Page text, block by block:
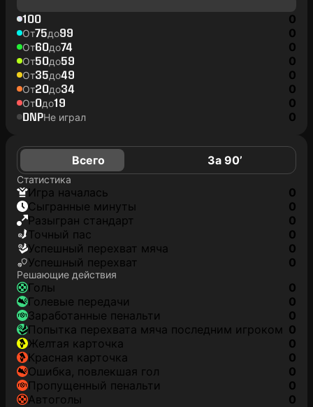
100 0
От75до99 0
От60до74 0
От50до59 0
От35до49 0
От20до34 0
От0до19 0
DNPНе играл 0
Всего За 90’
Статистика
игра началась
0
сыгранные минуты
0
разыгран стандарт
0
точный пас
0
успешный перехват мяча
0
успешный перехват
0
Решающие действия
голы
0
голевые передачи
0
заработанные пенальти
0
попытка перехвата мяча последним игроком 0
желтая карточка
0
красная карточка
0
ошибка, повлекшая гол
0
пропущенный пенальти
0
автоголы
0